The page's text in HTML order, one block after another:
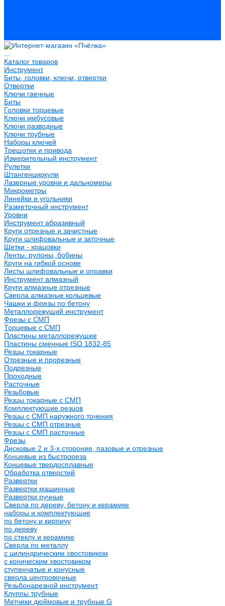
Каталог товаров
Инструмент
Биты, головки, ключи, отвертки
Отвертки
Ключи гаечные
Биты
Головки торцевые
Ключи имбусовые
Ключи разводные
Ключи трубные
Наборы ключей
Трещотки и привода
Измерительный инструмент
Рулетки
Штангенциркули
Лазерные уровни и дальномеры
Микрометры
Линейки и угольники
Разметочный инструмент
Уровни
Инструмент абразивный
Круги отрезные и зачистные
Круги шлифовальные и заточные
Щетки - крацовки
Ленты. рулоны, бобины
Круги на гибкой основе
Листы шлифовальные и оправки
Инструмент алмазный
Круги алмазные отрезные
Сверла алмазные кольцевые
Чашки и фрезы по бетону
Металлорежущий инструмент
Фрезы с СМП
Торцевые с СМП
Пластины металлорежущие
Пластины сменные ISO 1832-85
Резцы токарные
Отрезные и прорезные
Подрезные
Проходные
Расточные
Резьбовые
Резцы токарные с СМП
Комплектующие резцов
Резцы с СМП наружного точения
Резцы с СМП отрезные
Резцы с СМП расточные
Фрезы
Дисковые 2 и 3-х стороние, пазовые и отрезные
Концевые из быстрореза
Концевые твердосплавные
Обработка отверстий
Развертки
Развертки машинные
Развертки ручные
Сверла по дереву, бетону и керамике
наборы и комплектующие
по бетону и кирпичу
по дереву
по стеклу и керамике
Сверла по металлу
c цилиндрическим хвостовиком
c коническим хвостовиком
cтупенчатые и конусные
сверла центровочные
Резьбонарезной инструмент
Клуппы трубные
Метчики дюймовые и трубные G